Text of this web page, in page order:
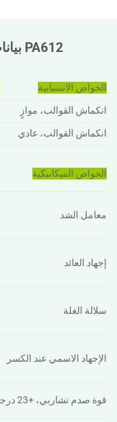
PA612 بيانات الراتنج الطبيعي PA612
الخواص الانسيابية
انكماش القوالب، موازٍ
انكماش القوالب، عادي
الخواص الميكانيكية
معامل الشد
إجهاد العائد
سلالة الغلة
الإجهاد الاسمي عند الكسر
قوة صدم تشاربي، +23 درجة مئوية